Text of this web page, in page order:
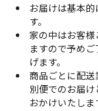
お届けは基本
す。
家の中はお客
ますので予め
げます。
商品ごとに配
別便でのお届
おかけいたし